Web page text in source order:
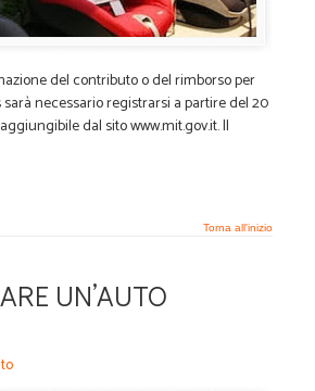
del contributo o del rimborso per
necessario registrarsi a partire del 20
dal sito www.mit.gov.it. Il
Torna all'inizio
UN’AUTO